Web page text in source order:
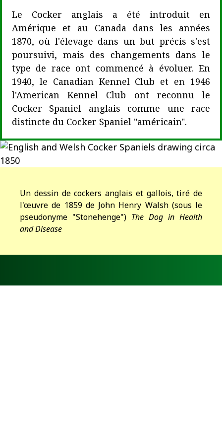
Le Cocker anglais a été introduit en
Amérique et au Canada dans les années
1870, où l'élevage dans un but précis s'est
poursuivi, mais des changements dans le
type de race ont commencé à évoluer. En
1940, le Canadian Kennel Club et en 1946
l'American Kennel Club ont reconnu le
Cocker Spaniel anglais comme une race
distincte du Cocker Spaniel "américain".
Un dessin de cockers anglais et gallois, tiré de
l'œuvre de 1859 de John Henry Walsh (sous le
pseudonyme "Stonehenge") The Dog in Health
and Disease